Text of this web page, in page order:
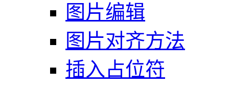
图片编辑
图片对齐方法
插入占位符